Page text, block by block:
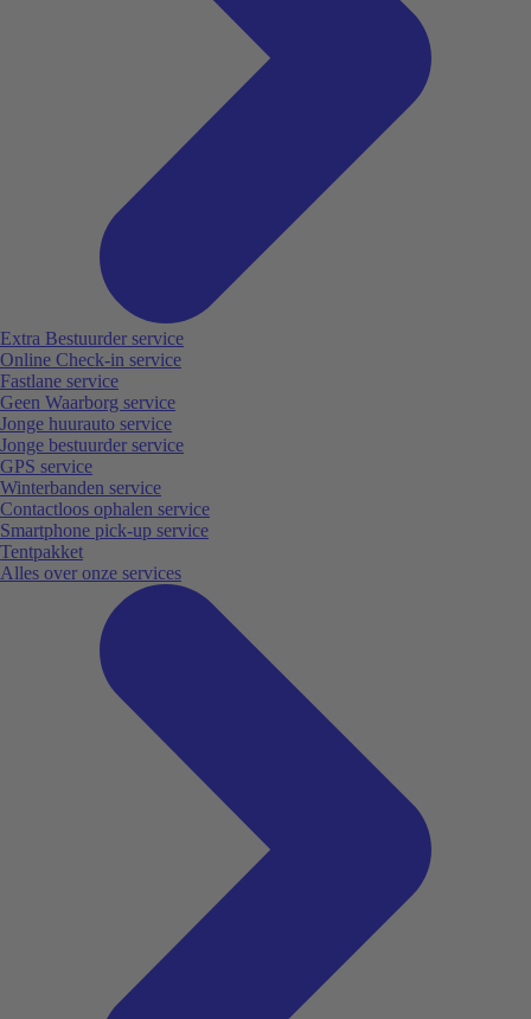
Extra Bestuurder service
Online Check-in service
Fastlane service
Geen Waarborg service
Jonge huurauto service
Jonge bestuurder service
GPS service
Winterbanden service
Contactloos ophalen service
Smartphone pick-up service
Tentpakket
Alles over onze services